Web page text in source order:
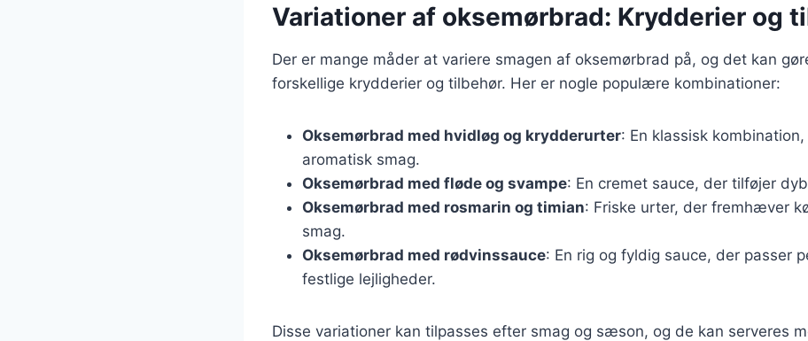
Variationer af oksemørbrad: Krydderier og
Der er mange måder at variere smagen af oksemørbrad på, og det kan
forskellige krydderier og tilbehør. Her er nogle populære kombinationer:
Oksemørbrad med hvidløg og krydderurter: En klassisk
aromatisk smag.
Oksemørbrad med fløde og svampe: En cremet sauce, der tilføjer
Oksemørbrad med rosmarin og timian: Friske urter, der fremhæver
smag.
Oksemørbrad med rødvinssauce: En rig og fyldig sauce, der passer
festlige lejligheder.
Disse variationer kan tilpasses efter smag og sæson, og de kan serveres